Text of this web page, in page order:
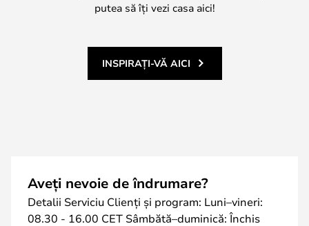
putea să îți vezi casa aici!
INSPIRAȚI-VĂ AICI
Aveți nevoie de îndrumare?
Detalii Serviciu Clienți și program: Luni–vineri:
08.30 - 16.00 CET Sâmbătă–duminică: Închis